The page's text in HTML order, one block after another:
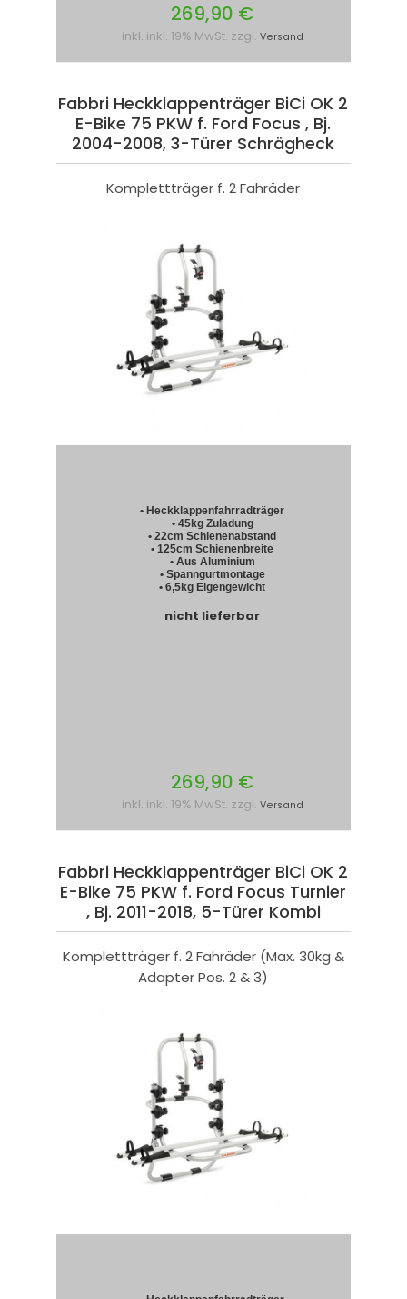
269,90 €
inkl. inkl. 19% MwSt. zzgl. Versand
Fabbri Heckklappenträger BiCi OK 2
E-Bike 75 PKW f. Ford Focus , Bj.
2004-2008, 3-Türer Schrägheck
Komplettträger f. 2 Fahräder
• Heckklappenfahrradträger
• 45kg Zuladung
• 22cm Schienenabstand
• 125cm Schienenbreite
• Aus Aluminium
• Spanngurtmontage
• 6,5kg Eigengewicht
nicht lieferbar
269,90 €
inkl. inkl. 19% MwSt. zzgl. Versand
Fabbri Heckklappenträger BiCi OK 2
E-Bike 75 PKW f. Ford Focus Turnier
, Bj. 2011-2018, 5-Türer Kombi
Komplettträger f. 2 Fahräder (Max. 30kg &
Adapter Pos. 2 & 3)